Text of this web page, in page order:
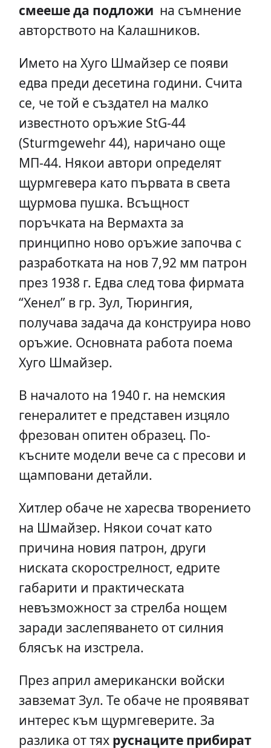
смееше да подложи на съмнение
авторството на Калашников.
Името на Хуго Шмайзер се появи
едва преди десетина години. Счита
се, че той е създател на малко
известното оръжие StG-44
(Sturmgewehr 44), наричано още
МП-44. Някои автори определят
щурмгевера като първата в света
щурмова пушка. Всъщност
поръчката на Вермахта за
принципно ново оръжие започва с
разработката на нов 7,92 мм патрон
през 1938 г. Едва след това фирмата
“Хенел” в гр. Зул, Тюрингия,
получава задача да конструира ново
оръжие. Основната работа поема
Хуго Шмайзер.
В началото на 1940 г. на немския
генералитет е представен изцяло
фрезован опитен образец. По-
късните модели вече са с пресови и
щамповани детайли.
Хитлер обаче не харесва творението
на Шмайзер. Някои сочат като
причина новия патрон, други
ниската скорострелност, едрите
габарити и практическата
невъзможност за стрелба нощем
заради заслепяването от силния
блясък на изстрела.
През април американски войски
завземат Зул. Те обаче не проявяват
интерес към щурмгеверите. За
разлика от тях руснаците прибират